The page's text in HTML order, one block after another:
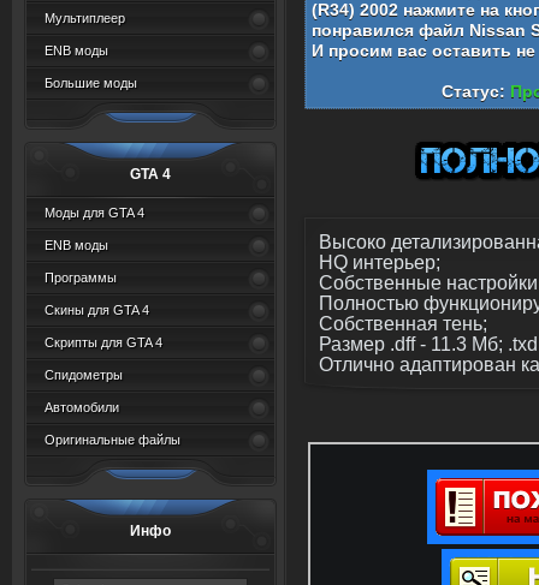
Мультиплеер
ENB моды
Большие моды
GTA 4
Моды для GTA 4
ENB моды
Программы
Скины для GTA 4
Скрипты для GTA 4
Спидометры
Автомобили
Оригинальные файлы
Инфо
(R34) 2002 нажмите на
понравился файл Nissan
И просим вас оставить
Статус:
Высоко
HQ интерьер;
Собственные
Полностью
Собственная тень;
Размер .dff - 11.3 Мб;
Отлично адаптирован